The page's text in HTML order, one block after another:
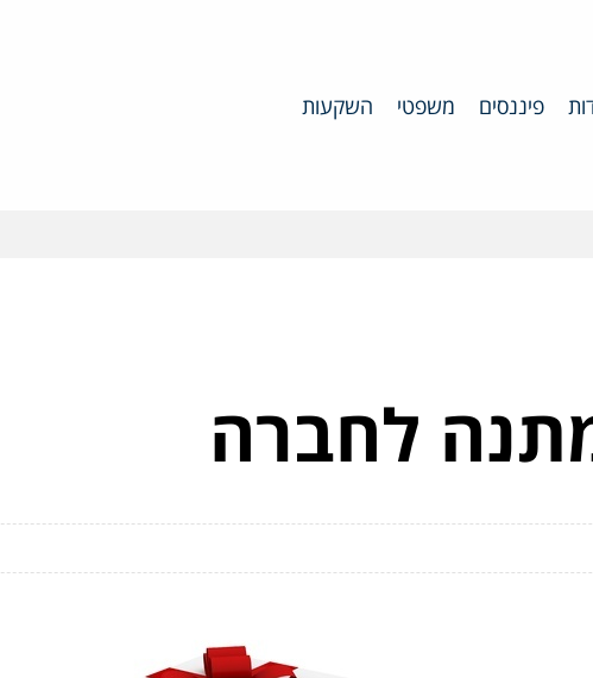
פיננסים משפטי השקעות
לחברה